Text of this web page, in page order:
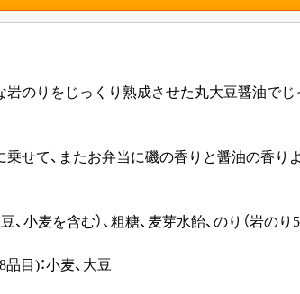
岩のりをじっくり熟成させた丸大豆醤油
乗せて、またお弁当に磯の香りと醤油の
、小麦を含む）、粗糖、麦芽水飴、のり（岩のり
ス
品目)：小麦、大豆